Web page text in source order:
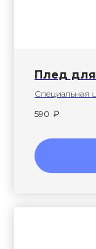
Плед
Специальная
590 ₽